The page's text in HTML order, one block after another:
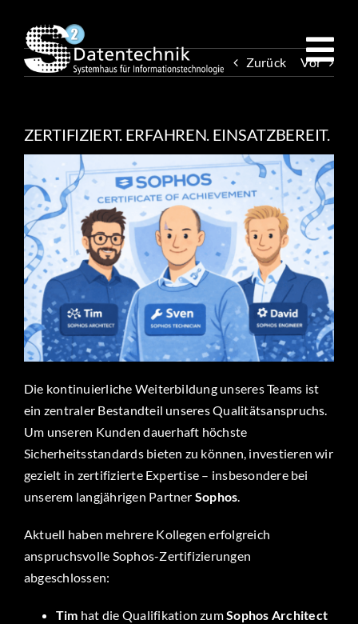
Inhalt
springen
Zurück Vor
ZERTIFIZIERT. ERFAHREN. EINSATZBEREIT.
Die kontinuierliche Weiterbildung unseres Teams ist
ein zentraler Bestandteil unseres Qualitätsanspruchs.
Um unseren Kunden dauerhaft höchste
Sicherheitsstandards bieten zu können, investieren wir
gezielt in zertifizierte Expertise – insbesondere bei
unserem langjährigen Partner Sophos.
Aktuell haben mehrere Kollegen erfolgreich
anspruchsvolle Sophos-Zertifizierungen
abgeschlossen:
Tim hat die Qualifikation zumSophos Architect